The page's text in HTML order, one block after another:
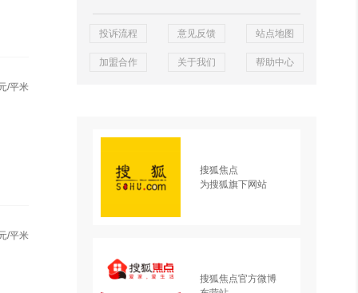
/平米
/平米
投诉流程 意见反馈 站点地图
加盟合作 关于我们 帮助中心
搜狐焦点
为搜狐旗下网站
搜狐焦点官方微博